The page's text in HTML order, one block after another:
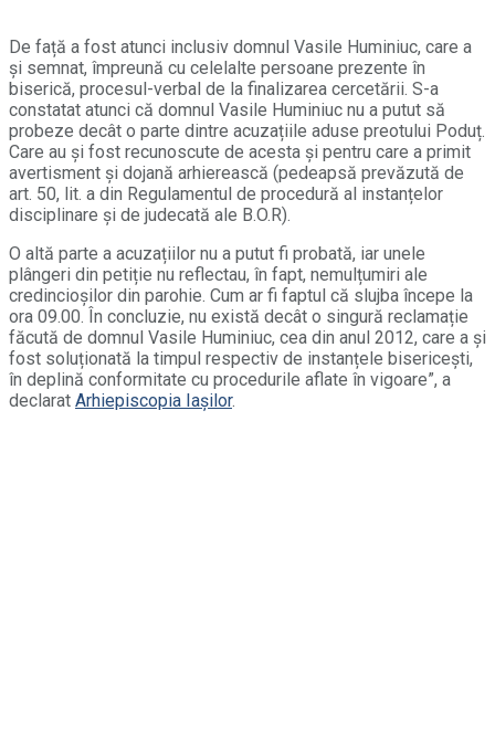
De față a fost atunci inclusiv domnul Vasile Huminiuc, care a
și semnat, împreună cu celelalte persoane prezente în
biserică, procesul-verbal de la finalizarea cercetării. S-a
constatat atunci că domnul Vasile Huminiuc nu a putut să
probeze decât o parte dintre acuzațiile aduse preotului Poduț.
Care au și fost recunoscute de acesta și pentru care a primit
avertisment și dojană arhierească (pedeapsă prevăzută de
art. 50, lit. a din Regulamentul de procedură al instanțelor
disciplinare și de judecată ale B.O.R).
O altă parte a acuzațiilor nu a putut fi probată, iar unele
plângeri din petiție nu reflectau, în fapt, nemulțumiri ale
credincioșilor din parohie. Cum ar fi faptul că slujba începe la
ora 09.00. În concluzie, nu există decât o singură reclamație
făcută de domnul Vasile Huminiuc, cea din anul 2012, care a și
fost soluționată la timpul respectiv de instanțele bisericești,
în deplină conformitate cu procedurile aflate în vigoare”, a
declarat Arhiepiscopia Iașilor.